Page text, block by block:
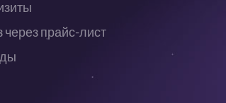
через прайс-лист